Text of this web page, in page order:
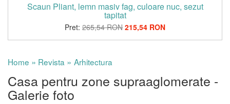
Scaun Pliant, lemn masiv fag, culoare nuc, sezut
tapitat
Pret: 265,54 RON 215,54 RON
Home » Revista » Arhitectura
Casa pentru zone supraaglomerate -
Galerie foto